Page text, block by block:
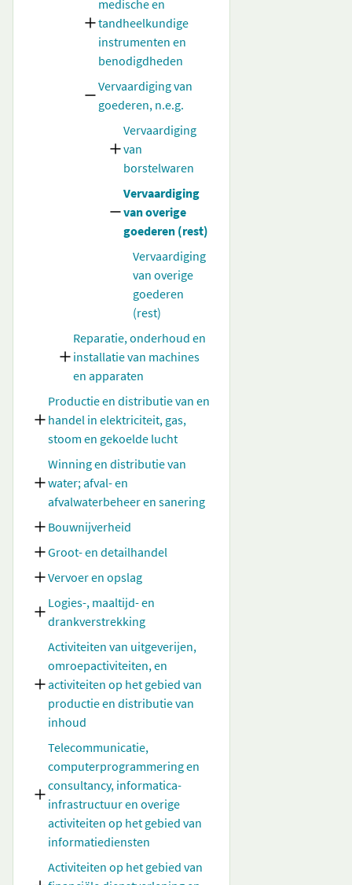
medische en
tandheelkundige
instrumenten en
benodigdheden
Vervaardiging van
goederen, n.e.g.
Vervaardiging
van
borstelwaren
Vervaardiging
van overige
goederen (rest)
Vervaardiging
van overige
goederen
(rest)
Reparatie, onderhoud en
installatie van machines
en apparaten
Productie en distributie van en
handel in elektriciteit, gas,
stoom en gekoelde lucht
Winning en distributie van
water; afval- en
afvalwaterbeheer en sanering
Bouwnijverheid
Groot- en detailhandel
Vervoer en opslag
Logies-, maaltijd- en
drankverstrekking
Activiteiten van uitgeverijen,
omroepactiviteiten, en
activiteiten op het gebied van
productie en distributie van
inhoud
Telecommunicatie,
computerprogrammering en
consultancy, informatica-
infrastructuur en overige
activiteiten op het gebied van
informatiediensten
Activiteiten op het gebied van